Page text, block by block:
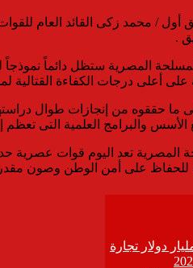
أول / محمد زكى القائد العام
.
المصرية ستظل دائماً نموذجاً
أعلى درجات الكفاءة القتالية
على ما حققوه من إنجازات طوال
والبرامج العلمية التى تعظم
المصرية تعد اليوم قوات عصرية
للحفاظ على أمن الوطن وصون